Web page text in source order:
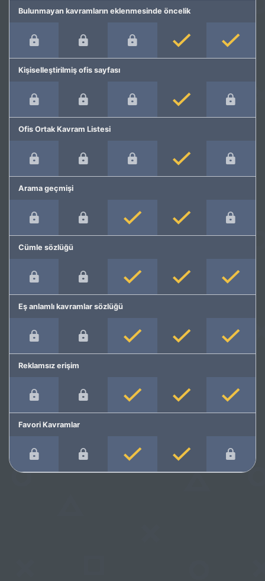
Bulunmayan kavramların eklenmesinde öncelik
Kişiselleştirilmiş ofis sayfası
Ofis Ortak Kavram Listesi
Arama geçmişi
Cümle sözlüğü
Eş anlamlı kavramlar sözlüğü
Reklamsız erişim
Favori Kavramlar